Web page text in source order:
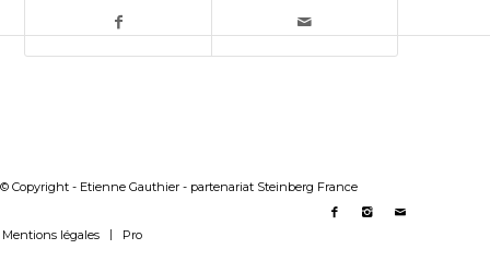
© Copyright - Etienne Gauthier - partenariat Steinberg France
Mentions légales Pro